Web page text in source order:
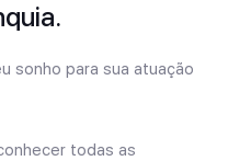
sonho para sua atuação
todas as